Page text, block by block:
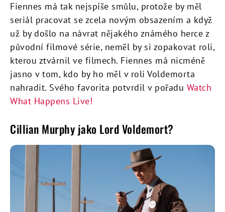
Fiennes má tak nejspíše smůlu, protože by měl
seriál pracovat se zcela novým obsazením a když
už by došlo na návrat nějakého známého herce z
původní filmové série, neměl by si zopakovat roli,
kterou ztvárnil ve filmech. Fiennes má nicméně
jasno v tom, kdo by ho měl v roli Voldemorta
nahradit. Svého favorita potvrdil v pořadu Watch
What Happens Live!
Cillian Murphy jako Lord Voldemort?